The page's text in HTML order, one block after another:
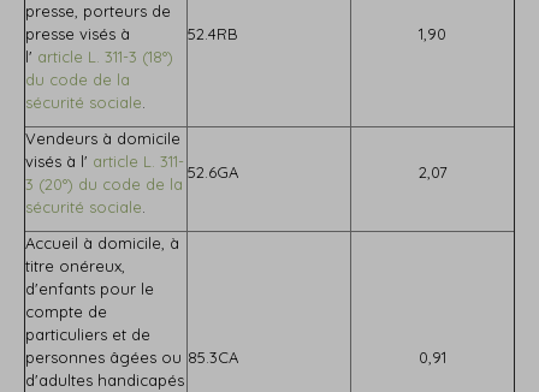
presse, porteurs de
presse visés à
l' article L. 311-3 (18°)
du code de la
sécurité sociale
52.4RB 1,90
Vendeurs à domicile
visés à l' article L. 311-
3 (20°) du code de la
sécurité sociale
52.6GA 2,07
Accueil à domicile, à
titre onéreux,
d'enfants pour le
compte de
particuliers et de
personnes âgées ou
d'adultes handicapés
85.3CA 0,91